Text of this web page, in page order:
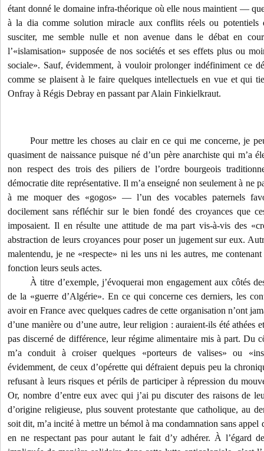
étant donné le domaine infra-théorique où elle nous maintient —
à la dia comme solution miracle aux conflits réels ou
susciter, me semble nulle et non avenue dans le débat en
l’«islamisation» supposée de nos sociétés et ses effets plus ou
sociale». Sauf, évidemment, à vouloir prolonger indéfiniment ce
comme se plaisent à le faire quelques intellectuels en vue et qui
Onfray à Régis Debray en passant par Alain Finkielkraut.
Pour mettre les choses au clair en ce qui me concerne, je
quasiment de naissance puisque né d’un père anarchiste qui m’a
non respect des trois des piliers de l’ordre bourgeois
démocratie dite représentative. Il m’a enseigné non seulement à ne
à me moquer des «gogos» — l’un des vocables paternels
docilement sans réfléchir sur le bien fondé des croyances que
imposaient. Il en résulte une attitude de ma part vis-à-vis des
abstraction de leurs croyances pour poser un jugement sur eux.
malentendu, je ne «respecte» ni les uns ni les autres, me
fonction leurs seuls actes.
À titre d’exemple, j’évoquerai mon engagement aux côtés
de la «guerre d’Algérie». En ce qui concerne ces derniers, les
avoir en France avec quelques cadres de cette organisation n’ont
d’une manière ou d’une autre, leur religion : auraient-ils été athées
pas discerné de différence, leur régime alimentaire mis à part. Du
m’a conduit à croiser quelques «porteurs de valises» ou
évidemment, de ceux d’opérette qui défraient depuis peu la
refusant à leurs risques et périls de participer à répression du
Or, nombre d’entre eux avec qui j’ai pu discuter des raisons de
d’origine religieuse, plus souvent protestante que catholique, au
soit dit, m’a incité à mettre un bémol à ma condamnation sans
en ne respectant pas pour autant le fait d’y adhérer. À l’égard